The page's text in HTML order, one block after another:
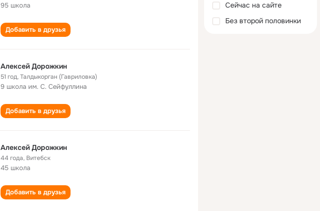
95 школа
Добавить в друзья
Алексей Дорожкин
51 год,Талдыкорган (Гавриловка)
9 школа им. С. Сейфуллина
Добавить в друзья
Алексей Дорожкин
44 года, Витебск
45 школа
Добавить в друзья
Сейчас на сайте
Без второй половинки